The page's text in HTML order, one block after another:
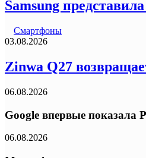
Samsung
Смартфоны
03.08.2026
Zinwa Q27
06.08.2026
Google впервые показала
06.08.2026